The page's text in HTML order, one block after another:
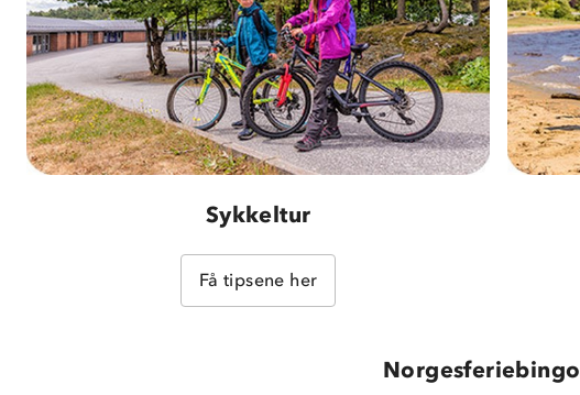
Sykkeltur
Få tipsene her
Norgesferiebingo